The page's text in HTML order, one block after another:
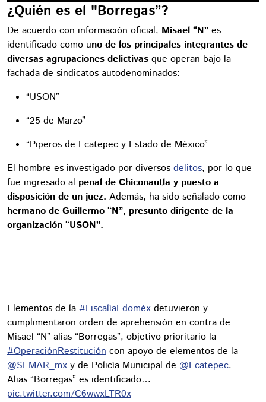
¿Quién es el "Borregas”?
De acuerdo con información oficial, Misael “N” es
identificado como uno de los principales integrantes de
diversas agrupaciones delictivas que operan bajo la
fachada de sindicatos autodenominados:
“USON”
“25 de Marzo”
“Piperos de Ecatepec y Estado de México”
El hombre es investigado por diversos delitos, por lo que
fue ingresado al penal de Chiconautla y puesto a
disposición de un juez. Además, ha sido señalado como
hermano de Guillermo “N”, presunto dirigente de la
organización “USON”.
Elementos de la #FiscalíaEdoméx detuvieron y
cumplimentaron orden de aprehensión en contra de
Misael “N” alias “Borregas”, objetivo prioritario la
#OperaciónRestitución con apoyo de elementos de la
@SEMAR_mx y de Policía Municipal de @Ecatepec.
Alias “Borregas” es identificado…
pic.twitter.com/C6wwxLTR0x